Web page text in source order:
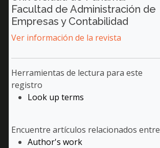
Facultad de Administración de
Empresas y Contabilidad
Ver información de la revista
Herramientas de lectura para este
registro
Look up terms
Encuentre artículos relacionados entre
Author's work